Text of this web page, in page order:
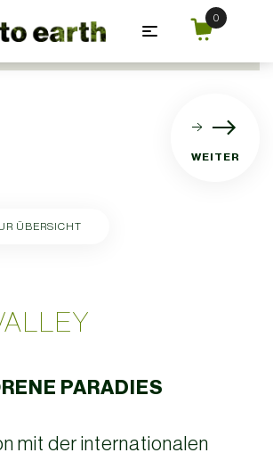
springen
WEITER
ÜBERSICHT
PARADIES
mit der internationalen